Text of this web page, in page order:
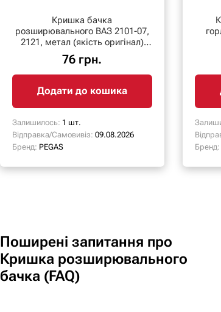
Кришка бачка
розширювального ВАЗ 2101-07,
2121, метал (якість оригінал)
Pegas
76 грн.
Додати до кошика
Залишилось: 1 шт.
Відправка/Самовивіз: 09.08.2026
Бренд: PEGAS
Бренд:
Поширені запитання про
Кришка розширювального
бачка (FAQ)